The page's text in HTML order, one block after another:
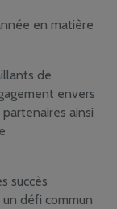
en matière
de
envers
ainsi
succès
un défi commun